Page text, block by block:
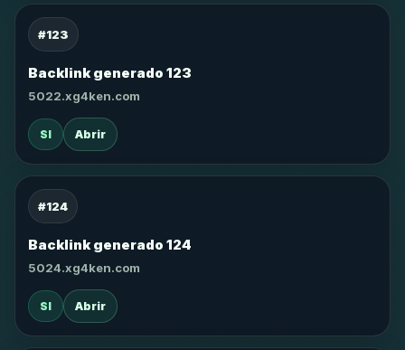
#123
Backlink generado 123
5022.xg4ken.com
SI Abrir
#124
Backlink generado 124
5024.xg4ken.com
SI Abrir